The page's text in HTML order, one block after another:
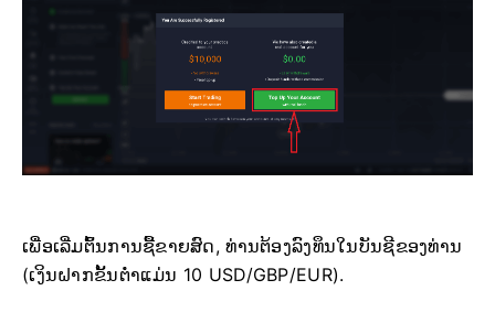
ເພື່ອເລີ່ມຕົ້ນການຊື້ຂາຍສົດ, ທ່ານຕ້ອງລົງທຶນໃນບັນຊີຂອງທ່ານ
(ເງິນຝາກຂັ້ນຕ່ຳແມ່ນ 10 USD/GBP/EUR).